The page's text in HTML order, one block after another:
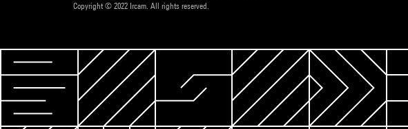
Copyright © 2022 Ircam. All rights reserved.